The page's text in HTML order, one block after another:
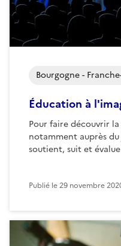
Éducation à
Pour faire découvrir
notamment auprès
soutient, suit et
Bourgogne -
Publié le29 novembre